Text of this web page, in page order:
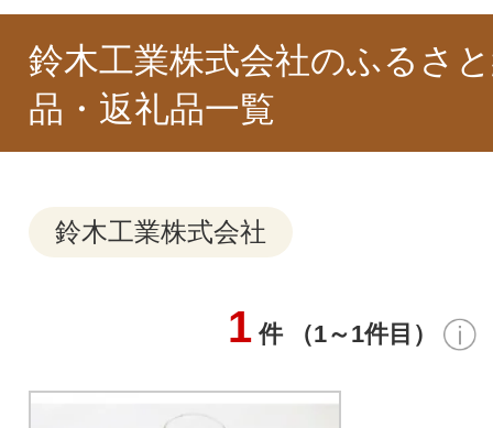
鈴木工業株式会社のふるさ
品・返礼品一覧
鈴木工業株式会社
1 件 （1～1件目）